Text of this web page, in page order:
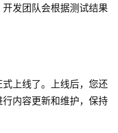
发团队会根据测试结果
上线了。上线后，您还
内容更新和维护，保持